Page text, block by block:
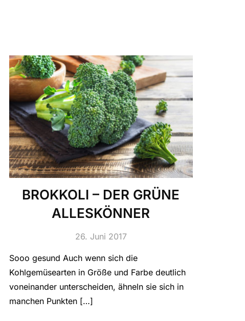
BROKKOLI – DER GRÜNE
ALLESKÖNNER
26. Juni 2017
Sooo gesund Auch wenn sich die
Kohlgemüsearten in Größe und Farbe deutlich
voneinander unterscheiden, ähneln sie sich in
manchen Punkten […]